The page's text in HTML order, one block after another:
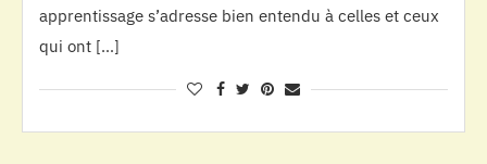
apprentissage s’adresse bien entendu à celles et ceux
qui ont […]